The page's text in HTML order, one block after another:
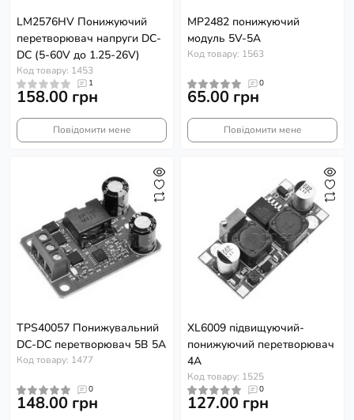
LM2576HV Понижуючий
перетворювач напруги DC-
DC (5-60V до 1.25-26V)
Код товару: 1453
1
158.00 грн
Повідомити мене
MP2482 понижуючий
модуль 5V-5А
Код товару: 1563
0
65.00 грн
Повідомити мене
TPS40057 Понижувальний
DC-DC перетворювач 5В 5А
Код товару: 1477
0
148.00 грн
XL6009 підвищуючий-
понижуючий перетворювач
4А
Код товару: 1525
0
127.00 грн